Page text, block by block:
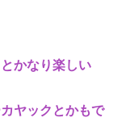
かなり楽しい
ヤックとかもで